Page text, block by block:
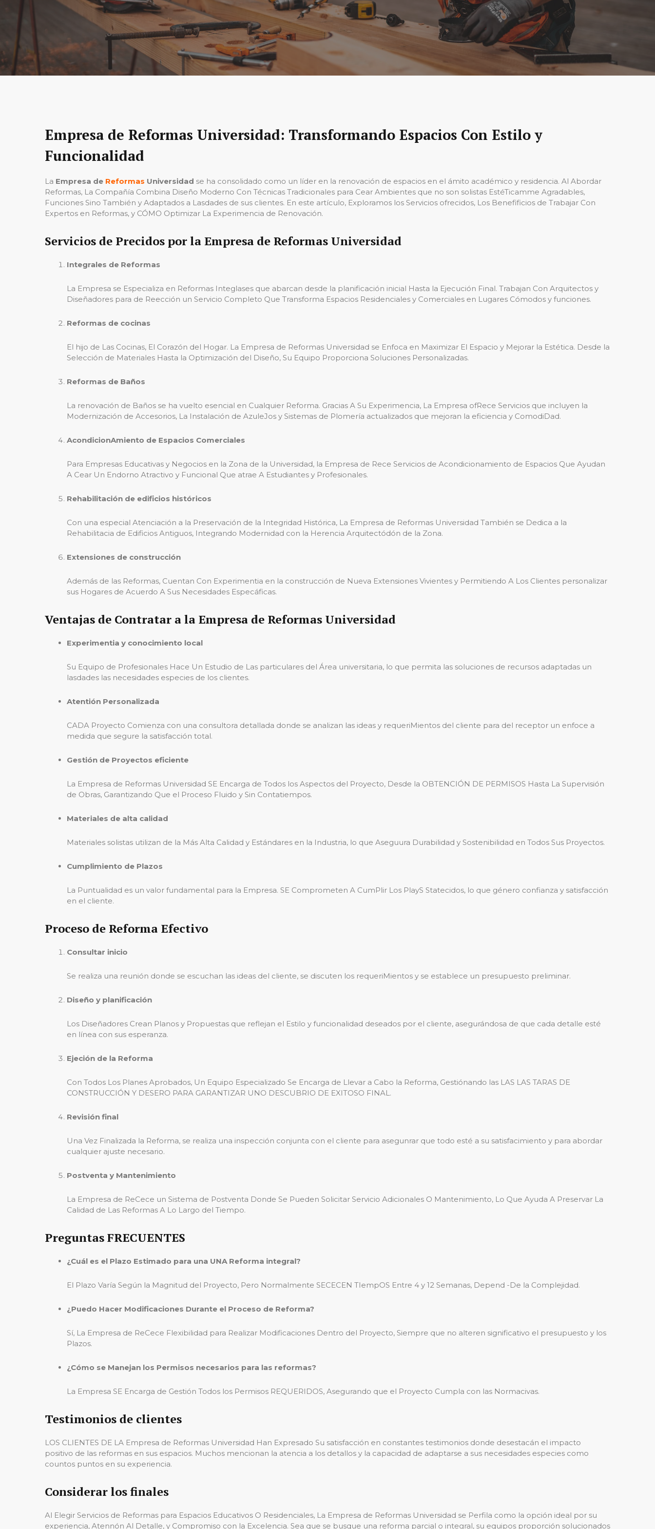
Empresa de Reformas Universidad: Transformando Espacios Con Estilo y
Funcionalidad
La Empresa de Reformas Universidad se ha consolidado como un líder en la renovación de espacios en el ámito académico y residencia. Al Abordar
Reformas, La Compañía Combina Diseño Moderno Con Técnicas Tradicionales para Cear Ambientes que no son solistas EstéTicamme Agradables,
Funciones Sino También y Adaptados a Lasdades de sus clientes. En este artículo, Exploramos los Servicios ofrecidos, Los Benefificios de Trabajar Con
Expertos en Reformas, y CÓMO Optimizar La Experimencia de Renovación.
Servicios de Precidos por la Empresa de Reformas Universidad
Integrales de Reformas
La Empresa se Especializa en Reformas Integlases que abarcan desde la planificación inicial Hasta la Ejecución Final. Trabajan Con Arquitectos y
Diseñadores para de Reección un Servicio Completo Que Transforma Espacios Residenciales y Comerciales en Lugares Cómodos y funciones.
Reformas de cocinas
El hijo de Las Cocinas, El Corazón del Hogar. La Empresa de Reformas Universidad se Enfoca en Maximizar El Espacio y Mejorar la Estética. Desde la
Selección de Materiales Hasta la Optimización del Diseño, Su Equipo Proporciona Soluciones Personalizadas.
Reformas de Baños
La renovación de Baños se ha vuelto esencial en Cualquier Reforma. Gracias A Su Experimencia, La Empresa ofRece Servicios que incluyen la
Modernización de Accesorios, La Instalación de AzuleJos y Sistemas de Plomería actualizados que mejoran la eficiencia y ComodiDad.
AcondicionAmiento de Espacios Comerciales
Para Empresas Educativas y Negocios en la Zona de la Universidad, la Empresa de Rece Servicios de Acondicionamiento de Espacios Que Ayudan
A Cear Un Endorno Atractivo y Funcional Que atrae A Estudiantes y Profesionales.
Rehabilitación de edificios históricos
Con una especial Atenciación a la Preservación de la Integridad Histórica, La Empresa de Reformas Universidad También se Dedica a la
Rehabilitacia de Edificios Antiguos, Integrando Modernidad con la Herencia Arquitectódón de la Zona.
Extensiones de construcción
Además de las Reformas, Cuentan Con Experimentia en la construcción de Nueva Extensiones Vivientes y Permitiendo A Los Clientes personalizar
sus Hogares de Acuerdo A Sus Necesidades Especáficas.
Ventajas de Contratar a la Empresa de Reformas Universidad
Experimentia y conocimiento local
Su Equipo de Profesionales Hace Un Estudio de Las particulares del Área universitaria, lo que permita las soluciones de recursos adaptadas un
lasdades las necesidades especies de los clientes.
Atentión Personalizada
CADA Proyecto Comienza con una consultora detallada donde se analizan las ideas y requeriMientos del cliente para del receptor un enfoce a
medida que segure la satisfacción total.
Gestión de Proyectos eficiente
La Empresa de Reformas Universidad SE Encarga de Todos los Aspectos del Proyecto, Desde la OBTENCIÓN DE PERMISOS Hasta La Supervisión
de Obras, Garantizando Que el Proceso Fluido y Sin Contatiempos.
Materiales de alta calidad
Materiales solistas utilizan de la Más Alta Calidad y Estándares en la Industria, lo que Aseguura Durabilidad y Sostenibilidad en Todos Sus Proyectos.
Cumplimiento de Plazos
La Puntualidad es un valor fundamental para la Empresa. SE Comprometen A CumPlir Los PlayS Statecidos, lo que género confianza y satisfacción
en el cliente.
Proceso de Reforma Efectivo
Consultar inicio
Se realiza una reunión donde se escuchan las ideas del cliente, se discuten los requeriMientos y se establece un presupuesto preliminar.
Diseño y planificación
Los Diseñadores Crean Planos y Propuestas que reflejan el Estilo y funcionalidad deseados por el cliente, asegurándosa de que cada detalle esté
en línea con sus esperanza.
Ejeción de la Reforma
Con Todos Los Planes Aprobados, Un Equipo Especializado Se Encarga de Llevar a Cabo la Reforma, Gestiónando las LAS LAS TARAS DE
CONSTRUCCIÓN Y DESERO PARA GARANTIZAR UNO DESCUBRIO DE EXITOSO FINAL.
Revisión final
Una Vez Finalizada la Reforma, se realiza una inspección conjunta con el cliente para asegunrar que todo esté a su satisfacimiento y para abordar
cualquier ajuste necesario.
Postventa y Mantenimiento
La Empresa de ReCece un Sistema de Postventa Donde Se Pueden Solicitar Servicio Adicionales O Mantenimiento, Lo Que Ayuda A Preservar La
Calidad de Las Reformas A Lo Largo del Tiempo.
Preguntas FRECUENTES
¿Cuál es el Plazo Estimado para una UNA Reforma integral?
El Plazo Varía Según la Magnitud del Proyecto, Pero Normalmente SECECEN TIempOS Entre 4 y 12 Semanas, Depend -De la Complejidad.
¿Puedo Hacer Modificaciones Durante el Proceso de Reforma?
Sí, La Empresa de ReCece Flexibilidad para Realizar Modificaciones Dentro del Proyecto, Siempre que no alteren significativo el presupuesto y los
Plazos.
¿Cómo se Manejan los Permisos necesarios para las reformas?
La Empresa SE Encarga de Gestión Todos los Permisos REQUERIDOS, Asegurando que el Proyecto Cumpla con las Normacivas.
Testimonios de clientes
LOS CLIENTES DE LA Empresa de Reformas Universidad Han Expresado Su satisfacción en constantes testimonios donde desestacán el impacto
positivo de las reformas en sus espacios. Muchos mencionan la atencia a los detallos y la capacidad de adaptarse a sus necesidades especies como
countos puntos en su experiencia.
Considerar los finales
Al Elegir Servicios de Reformas para Espacios Educativos O Residenciales, La Empresa de Reformas Universidad se Perfila como la opción ideal por su
experiencia, Atennón Al Detalle, y Compromiso con la Excelencia. Sea que se busque una reforma parcial o integral, su equipos proporción solucionados